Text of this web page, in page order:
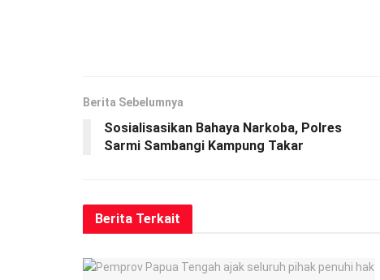
Berita Sebelumnya
Sosialisasikan Bahaya Narkoba, Polres
Sarmi Sambangi Kampung Takar
Berita Terkait